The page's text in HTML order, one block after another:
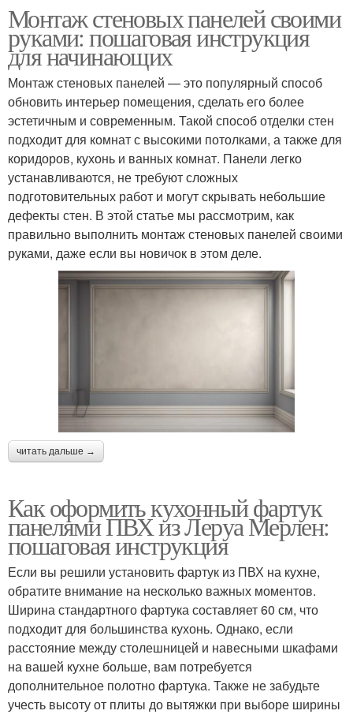
Монтаж стеновых панелей своими
руками: пошаговая инструкция
для начинающих
Монтаж стеновых панелей — это популярный способ
обновить интерьер помещения, сделать его более
эстетичным и современным. Такой способ отделки стен
подходит для комнат с высокими потолками, а также для
коридоров, кухонь и ванных комнат. Панели легко
устанавливаются, не требуют сложных
подготовительных работ и могут скрывать небольшие
дефекты стен. В этой статье мы рассмотрим, как
правильно выполнить монтаж стеновых панелей своими
руками, даже если вы новичок в этом деле.
читать дальше →
Как оформить кухонный фартук
панелями ПВХ из Леруа Мерлен:
пошаговая инструкция
Если вы решили установить фартук из ПВХ на кухне,
обратите внимание на несколько важных моментов.
Ширина стандартного фартука составляет 60 см, что
подходит для большинства кухонь. Однако, если
расстояние между столешницей и навесными шкафами
на вашей кухне больше, вам потребуется
дополнительное полотно фартука. Также не забудьте
учесть высоту от плиты до вытяжки при выборе ширины